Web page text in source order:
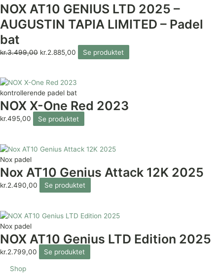
NOX AT10 GENIUS LTD 2025 –
AUGUSTIN TAPIA LIMITED – Padel
bat
kr.3.499,00 kr.2.885,00 Se produktet
kontrollerende padel bat
NOX X-One Red 2023
kr.495,00 Se produktet
Nox padel
Nox AT10 Genius Attack 12K 2025
kr.2.490,00 Se produktet
Nox padel
NOX AT10 Genius LTD Edition 2025
kr.2.799,00 Se produktet
Shop